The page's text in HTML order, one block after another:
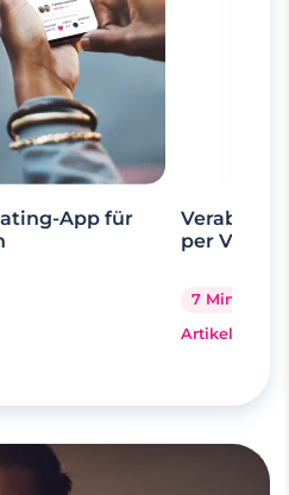
App für
per
7 Minuten
Artikel lesen